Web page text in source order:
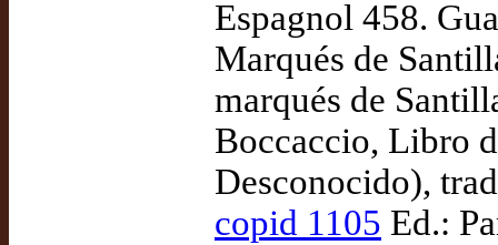
Espagnol 458.
Marqués de
marqués de
Boccaccio, Libro
Desconocido),
copid 1105 Ed.: